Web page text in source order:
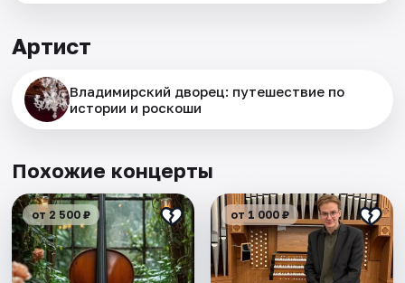
Артист
Владимирский дворец: путешествие по
истории и роскоши
Похожие концерты
от 2 500 ₽ от 1 000 ₽